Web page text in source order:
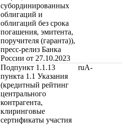
субординированных
облигаций и
облигаций без срока
погашения, эмитента,
поручителя (гаранта)),
пресс-релиз Банка
России от 27.10.2023
Подпункт 1.1.13
пункта 1.1 Указания
(кредитный рейтинг
центрального
контрагента,
клиринговые
сертификаты участия
ruA-